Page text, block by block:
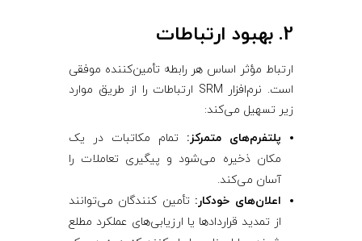
2. بهبود ارتباطات
ارتباط مؤثر اساس هر رابطه تأمین‌کننده موفقی
است. نرم‌افزار SRM ارتباطات را از طریق موارد
زیر تسهیل می‌کند:
پلتفرم‌های متمرکز: تمام مکاتبات در یک
مکان ذخیره می‌شود و پیگیری تعاملات را
آسان می‌کند.
اعلان‌های خودکار: تأمین ‌کنندگان می‌توانند
از تمدید قراردادها یا ارزیابی‌های عملکرد مطلع